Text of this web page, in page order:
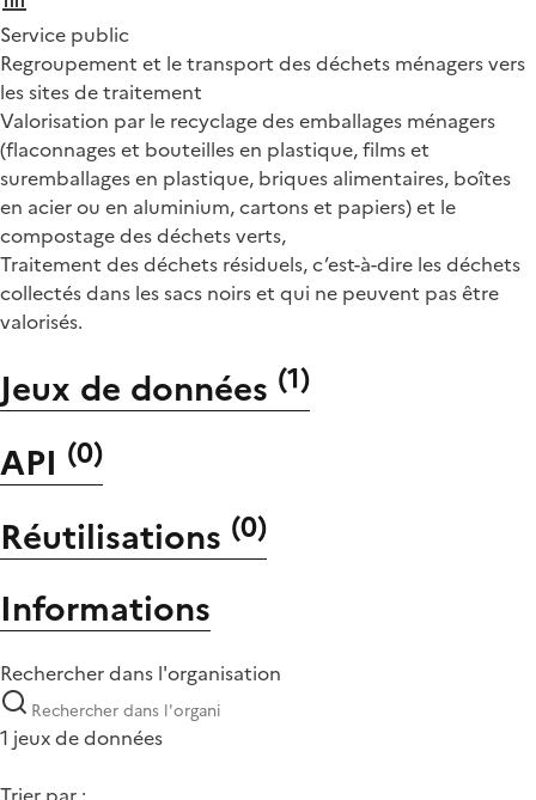
Service public
Regroupement et le transport des déchets ménagers vers
les sites de traitement
Valorisation par le recyclage des emballages ménagers
(flaconnages et bouteilles en plastique, films et
suremballages en plastique, briques alimentaires, boîtes
en acier ou en aluminium, cartons et papiers) et le
compostage des déchets verts,
Traitement des déchets résiduels, c’est-à-dire les déchets
collectés dans les sacs noirs et qui ne peuvent pas être
valorisés.
Jeux de données (1)
API (0)
Réutilisations (0)
Informations
Rechercher dans l'organisation
1 jeux de données